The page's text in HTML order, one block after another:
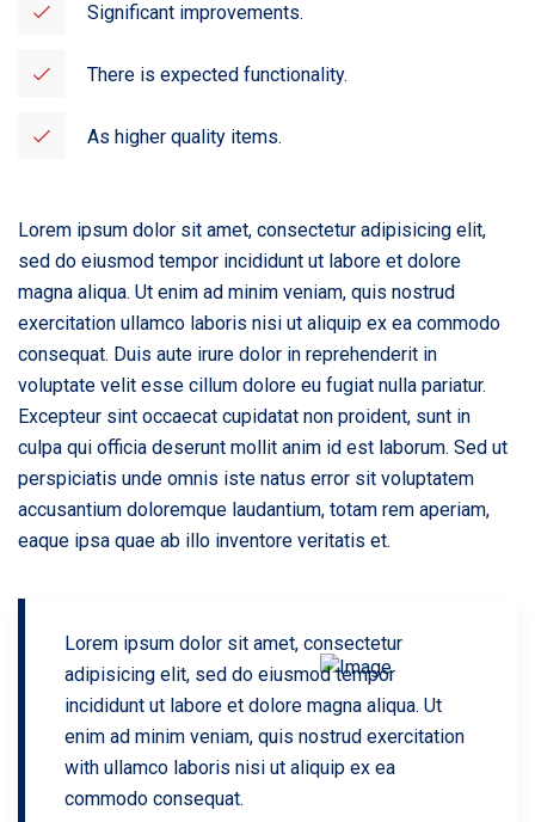
Significant improvements.
There is expected functionality.
As higher quality items.
Lorem ipsum dolor sit amet, consectetur adipisicing elit,
sed do eiusmod tempor incididunt ut labore et dolore
magna aliqua. Ut enim ad minim veniam, quis nostrud
exercitation ullamco laboris nisi ut aliquip ex ea commodo
consequat. Duis aute irure dolor in reprehenderit in
voluptate velit esse cillum dolore eu fugiat nulla pariatur.
Excepteur sint occaecat cupidatat non proident, sunt in
culpa qui officia deserunt mollit anim id est laborum. Sed ut
perspiciatis unde omnis iste natus error sit voluptatem
accusantium doloremque laudantium, totam rem aperiam,
eaque ipsa quae ab illo inventore veritatis et.
Lorem ipsum dolor sit amet, consectetur
adipisicing elit, sed do eiusmod tempor
incididunt ut labore et dolore magna aliqua. Ut
enim ad minim veniam, quis nostrud exercitation
with ullamco laboris nisi ut aliquip ex ea
commodo consequat.